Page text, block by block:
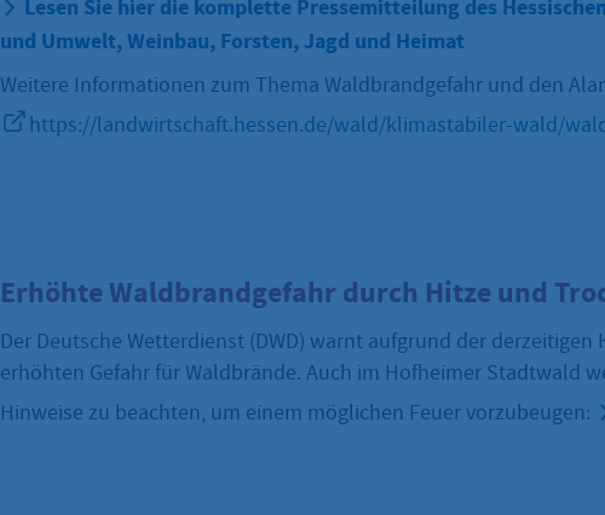
Lesen Sie hier die komplette Pressemitteilung des
und Umwelt, Weinbau, Forsten, Jagd und Heimat
Weitere Informationen zum Thema Waldbrandgefahr und den
https://landwirtschaft.hessen.de/wald/klimastabiler-wald/
Erhöhte Waldbrandgefahr durch Hitze und
Der Deutsche Wetterdienst (DWD) warnt aufgrund der
erhöhten Gefahr für Waldbrände. Auch im Hofheimer Stadtwald
Hinweise zu beachten, um einem möglichen Feuer vorzubeugen: